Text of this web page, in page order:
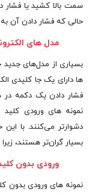
سمت بالا کشید یا فشار
حالی که فشار دادن آن
مدل های
بسیاری از مدل‌های جدید
ها دارای یک جا کلیدی
فشار دادن یک دکمه در
نمونه های ورودی کلید
دشوارتر می‌کنند. با این
بسیار گران‌تر هستند،
ورودی بدون
نمونه های ورودی بدون